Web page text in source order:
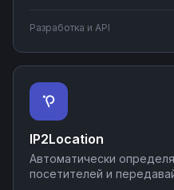
синхронизируйте
Настройте мгновенные
через интеграции Nodul.
Разработка и API
IP2Location
Автоматически
посетителей и